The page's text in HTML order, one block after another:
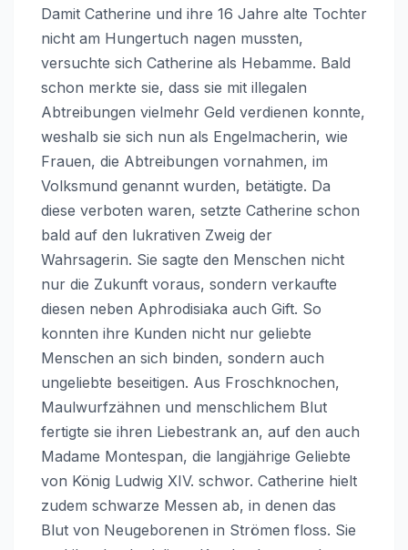
Damit Catherine und ihre 16 Jahre alte Tochter
nicht am Hungertuch nagen mussten,
versuchte sich Catherine als Hebamme. Bald
schon merkte sie, dass sie mit illegalen
Abtreibungen vielmehr Geld verdienen konnte,
weshalb sie sich nun als Engelmacherin, wie
Frauen, die Abtreibungen vornahmen, im
Volksmund genannt wurden, betätigte. Da
diese verboten waren, setzte Catherine schon
bald auf den lukrativen Zweig der
Wahrsagerin. Sie sagte den Menschen nicht
nur die Zukunft voraus, sondern verkaufte
diesen neben Aphrodisiaka auch Gift. So
konnten ihre Kunden nicht nur geliebte
Menschen an sich binden, sondern auch
ungeliebte beseitigen. Aus Froschknochen,
Maulwurfzähnen und menschlichem Blut
fertigte sie ihren Liebestrank an, auf den auch
Madame Montespan, die langjährige Geliebte
von König Ludwig XIV. schwor. Catherine hielt
zudem schwarze Messen ab, in denen das
Blut von Neugeborenen in Strömen floss. Sie